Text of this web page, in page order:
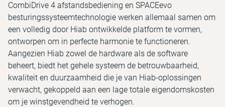
CombiDrive 4 afstandsbediening en SPACEevo
besturingssysteemtechnologie werken allemaal samen om
een volledig door Hiab ontwikkelde platform te vormen,
ontworpen om in perfecte harmonie te functioneren.
Aangezien Hiab zowel de hardware als de software
beheert, biedt het gehele systeem de betrouwbaarheid,
kwaliteit en duurzaamheid die je van Hiab-oplossingen
verwacht, gekoppeld aan een lage totale eigendomskosten
om je winstgevendheid te verhogen.